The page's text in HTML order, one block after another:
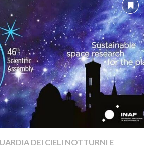
DEI CIELI NOTTURNI E